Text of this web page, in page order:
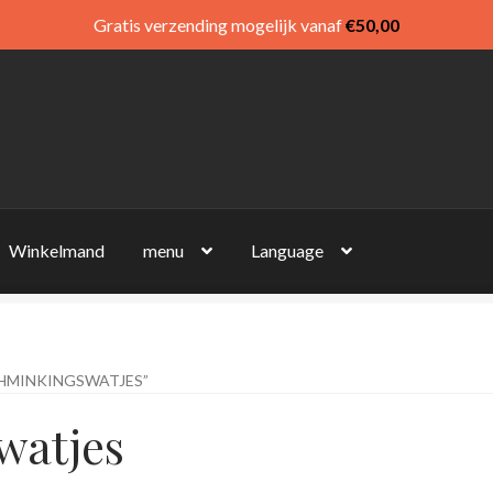
Winkelmand menu Language
Gratis verzending mogelijk vanaf€50,00